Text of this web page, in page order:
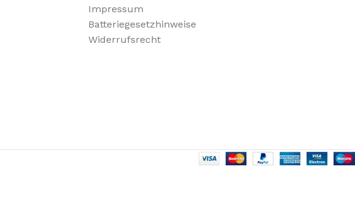
Impressum
Batteriegesetzhinweise
Widerrufsrecht